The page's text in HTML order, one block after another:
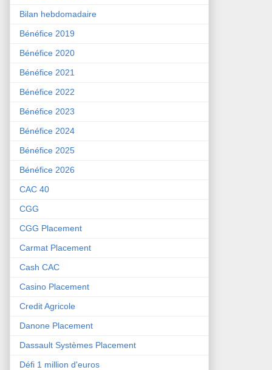
Bilan hebdomadaire
Bénéfice 2019
Bénéfice 2020
Bénéfice 2021
Bénéfice 2022
Bénéfice 2023
Bénéfice 2024
Bénéfice 2025
Bénéfice 2026
CAC 40
CGG
CGG Placement
Carmat Placement
Cash CAC
Casino Placement
Credit Agricole
Danone Placement
Dassault Systèmes Placement
Défi 1 million d'euros